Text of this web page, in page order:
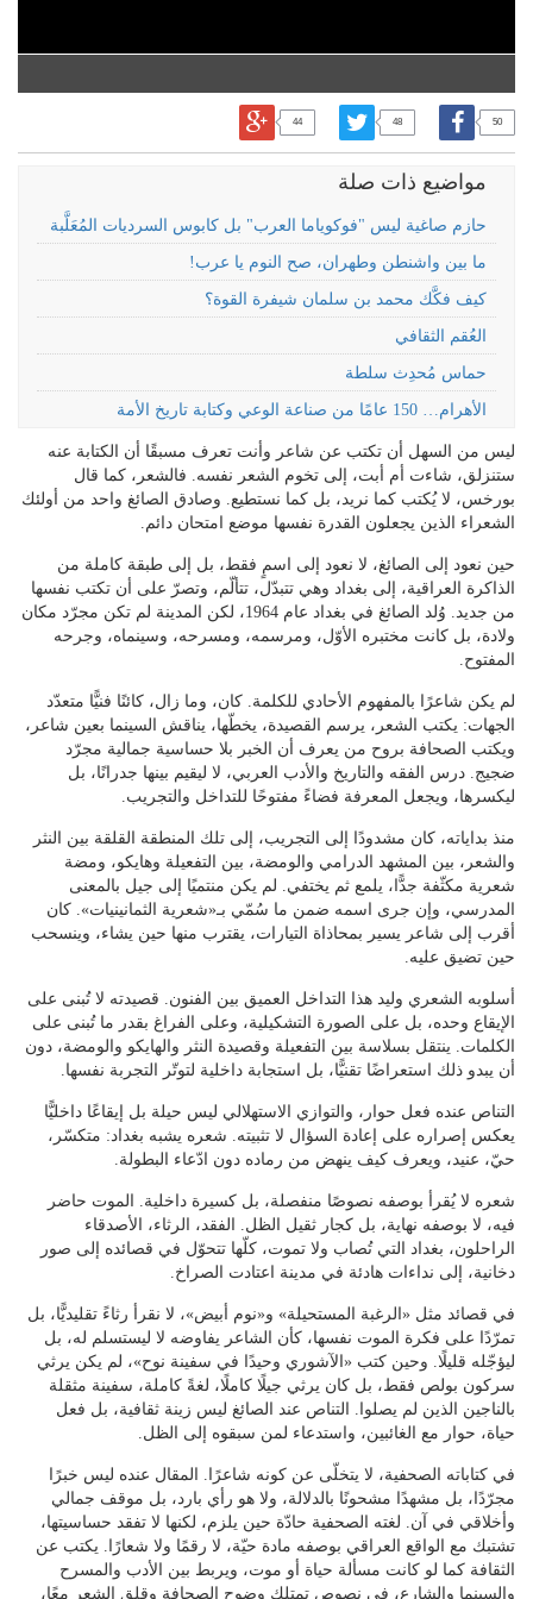
50
48
44
مواضيع ذات صلة
حازم صاغية ليس "فوكوياما العرب" بل كابوس السرديات المُعَلَّبة
ما بين واشنطن وطهران، صح النوم يا عرب!
كيف فكَّك محمد بن سلمان شيفرة القوة؟
العُقم الثقافي
حماس مُحدِث سلطة
الأهرام… 150 عامًا من صناعة الوعي وكتابة تاريخ الأمة
ليس من السهل أن تكتب عن شاعر وأنت تعرف مسبقًا أن الكتابة عنه
ستنزلق، شاءت أم أبت، إلى تخوم الشعر نفسه. فالشعر، كما قال
بورخس، لا يُكتب كما نريد، بل كما نستطيع. وصادق الصائغ واحد من أولئك
الشعراء الذين يجعلون القدرة نفسها موضع امتحان دائم.
حين نعود إلى الصائغ، لا نعود إلى اسمٍ فقط، بل إلى طبقة كاملة من
الذاكرة العراقية، إلى بغداد وهي تتبدّل، تتألّم، وتصرّ على أن تكتب نفسها
من جديد. وُلد الصائغ في بغداد عام 1964، لكن المدينة لم تكن مجرّد مكان
ولادة، بل كانت مختبره الأوّل، ومرسمه، ومسرحه، وسينماه، وجرحه
المفتوح.
لم يكن شاعرًا بالمفهوم الأحادي للكلمة. كان، وما زال، كائنًا فنيًّا متعدّد
الجهات: يكتب الشعر، يرسم القصيدة، يخطّها، يناقش السينما بعين شاعر،
ويكتب الصحافة بروح من يعرف أن الخبر بلا حساسية جمالية مجرّد
ضجيج. درس الفقه والتاريخ والأدب العربي، لا ليقيم بينها جدرانًا، بل
ليكسرها، ويجعل المعرفة فضاءً مفتوحًا للتداخل والتجريب.
منذ بداياته، كان مشدودًا إلى التجريب، إلى تلك المنطقة القلقة بين النثر
والشعر، بين المشهد الدرامي والومضة، بين التفعيلة وهايكو، ومضة
شعرية مكثّفة جدًّا، يلمع ثم يختفي. لم يكن منتميًا إلى جيل بالمعنى
المدرسي، وإن جرى اسمه ضمن ما سُمّي بـ«شعرية الثمانينيات». كان
أقرب إلى شاعر يسير بمحاذاة التيارات، يقترب منها حين يشاء، وينسحب
حين تضيق عليه.
أسلوبه الشعري وليد هذا التداخل العميق بين الفنون. قصيدته لا تُبنى على
الإيقاع وحده، بل على الصورة التشكيلية، وعلى الفراغ بقدر ما تُبنى على
الكلمات. ينتقل بسلاسة بين التفعيلة وقصيدة النثر والهايكو والومضة، دون
أن يبدو ذلك استعراضًا تقنيًّا، بل استجابة داخلية لتوتّر التجربة نفسها.
التناص عنده فعل حوار، والتوازي الاستهلالي ليس حيلة بل إيقاعًا داخليًّا
يعكس إصراره على إعادة السؤال لا تثبيته. شعره يشبه بغداد: متكسّر،
حيّ، عنيد، ويعرف كيف ينهض من رماده دون ادّعاء البطولة.
شعره لا يُقرأ بوصفه نصوصًا منفصلة، بل كسيرة داخلية. الموت حاضر
فيه، لا بوصفه نهاية، بل كجار ثقيل الظل. الفقد، الرثاء، الأصدقاء
الراحلون، بغداد التي تُصاب ولا تموت، كلّها تتحوّل في قصائده إلى صور
دخانية، إلى نداءات هادئة في مدينة اعتادت الصراخ.
في قصائد مثل «الرغبة المستحيلة» و«نوم أبيض»، لا نقرأ رثاءً تقليديًّا، بل
تمرّدًا على فكرة الموت نفسها، كأن الشاعر يفاوضه لا ليستسلم له، بل
ليؤجّله قليلًا. وحين كتب «الآشوري وحيدًا في سفينة نوح»، لم يكن يرثي
سركون بولص فقط، بل كان يرثي جيلًا كاملًا، لغةً كاملة، سفينة مثقلة
بالناجين الذين لم يصلوا. التناص عند الصائغ ليس زينة ثقافية، بل فعل
حياة، حوار مع الغائبين، واستدعاء لمن سبقوه إلى الظل.
في كتاباته الصحفية، لا يتخلّى عن كونه شاعرًا. المقال عنده ليس خبرًا
مجرّدًا، بل مشهدًا مشحونًا بالدلالة، ولا هو رأي بارد، بل موقف جمالي
وأخلاقي في آن. لغته الصحفية حادّة حين يلزم، لكنها لا تفقد حساسيتها،
تشتبك مع الواقع العراقي بوصفه مادة حيّة، لا رقمًا ولا شعارًا. يكتب عن
الثقافة كما لو كانت مسألة حياة أو موت، ويربط بين الأدب والمسرح
والسينما والشارع، في نصوص تمتلك وضوح الصحافة وقلق الشعر معًا،